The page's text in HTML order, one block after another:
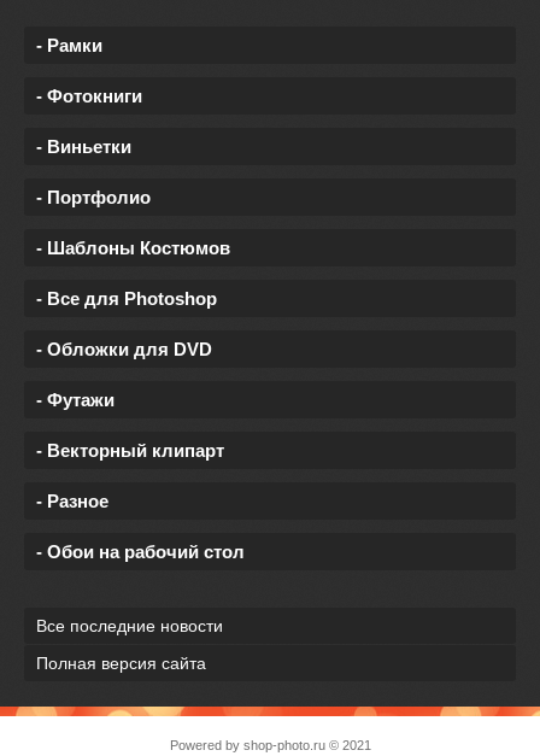
- Рамки
- Фотокниги
- Виньетки
- Портфолио
- Шаблоны Костюмов
- Все для Photoshop
- Обложки для DVD
- Футажи
- Векторный клипарт
- Разное
- Обои на рабочий стол
Все последние новости
Полная версия сайта
Powered by shop-photo.ru© 2021